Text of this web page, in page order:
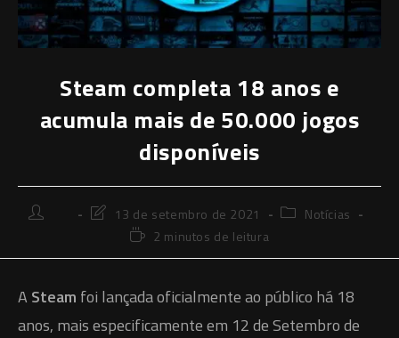
Steam completa 18 anos e
acumula mais de 50.000 jogos
disponíveis
Autor
Última
modificação
post:
13 de setembro de 2021
Categoria
Notícias
Tempo2 minutos de leitura
A ‎Steam foi lançada oficialmente ao público há 18
anos, mais especificamente em 12 de Setembro de